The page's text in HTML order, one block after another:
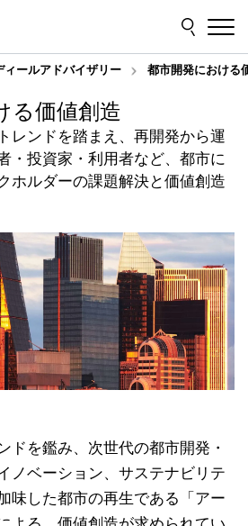
ィールアドバイザリー 都市開発における
レンドを踏まえ、再開発から運
・投資家・利用者など、都市に
ホルダーの課題解決と価値創造
る価値創造
ドを鑑み、次世代の都市開発・
ノベーション、サステナビリテ
味した都市の再生である「アー